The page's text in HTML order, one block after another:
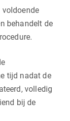
behandelt de
tijd nadat de
volledig
bij de